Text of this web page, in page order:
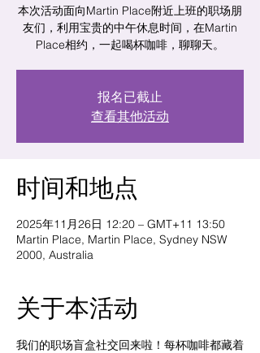
本次活动面向Martin Place附近上班的职场朋
友们，利用宝贵的中午休息时间，在Martin
Place相约，一起喝杯咖啡，聊聊天。
报名已截止
查看其他活动
时间和地点
2025年11月26日 12:20 – GMT+11 13:50
Martin Place, Martin Place, Sydney NSW
2000, Australia
关于本活动
我们的职场盲盒社交回来啦！每杯咖啡都藏着